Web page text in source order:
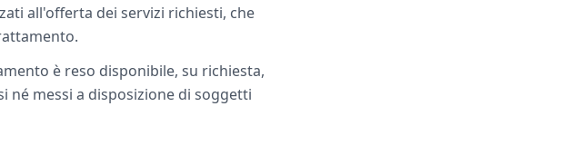
all'offerta dei servizi richiesti, che
è reso disponibile, su richiesta,
né messi a disposizione di soggetti